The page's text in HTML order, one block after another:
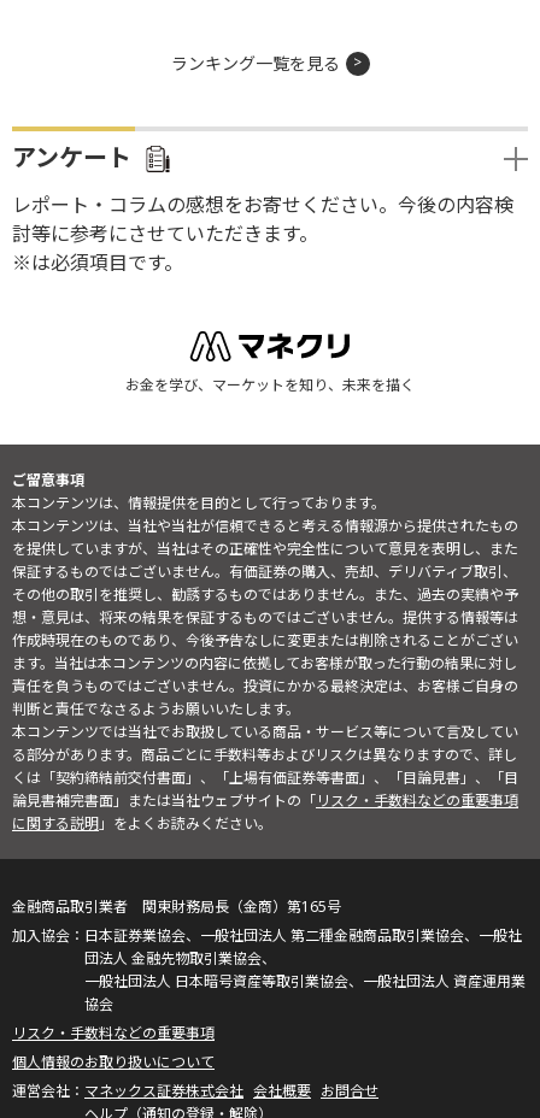
ランキング一覧を見る
アンケート
レポート・コラムの感想をお寄せください。今後の内容検
討等に参考にさせていただきます。
※は必須項目です。
お金を学び、マーケットを知り、未来を描く
ご留意事項
本コンテンツは、情報提供を目的として行っております。
本コンテンツは、当社や当社が信頼できると考える情報源から提供されたもの
を提供していますが、当社はその正確性や完全性について意見を表明し、また
保証するものではございません。有価証券の購入、売却、デリバティブ取引、
その他の取引を推奨し、勧誘するものではありません。また、過去の実績や予
想・意見は、将来の結果を保証するものではございません。提供する情報等は
作成時現在のものであり、今後予告なしに変更または削除されることがござい
ます。当社は本コンテンツの内容に依拠してお客様が取った行動の結果に対し
責任を負うものではございません。投資にかかる最終決定は、お客様ご自身の
判断と責任でなさるようお願いいたします。
本コンテンツでは当社でお取扱している商品・サービス等について言及してい
る部分があります。商品ごとに手数料等およびリスクは異なりますので、詳し
くは「契約締結前交付書面」、「上場有価証券等書面」、「目論見書」、「目
論見書補完書面」または当社ウェブサイトの「リスク・手数料などの重要事項
に関する説明」をよくお読みください。
金融商品取引業者 関東財務局長（金商）第165号
日本証券業協会、一般社団法人 第二種金融商品取引業協会、一般社
団法人 金融先物取引業協会、
一般社団法人 日本暗号資産等取引業協会、一般社団法人 資産運用業
協会
リスク・手数料などの重要事項
個人情報のお取り扱いについて
マネックス証券株式会社 会社概要 お問合せ